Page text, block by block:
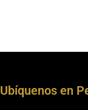
Ubíquenos en